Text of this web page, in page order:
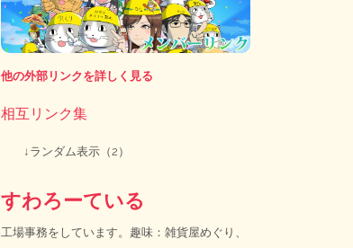
他の外部リンクを詳しく見る
相互リンク集
↓ランダム表示（2）
すわろーている
工場事務をしています。趣味：雑貨屋めぐり、